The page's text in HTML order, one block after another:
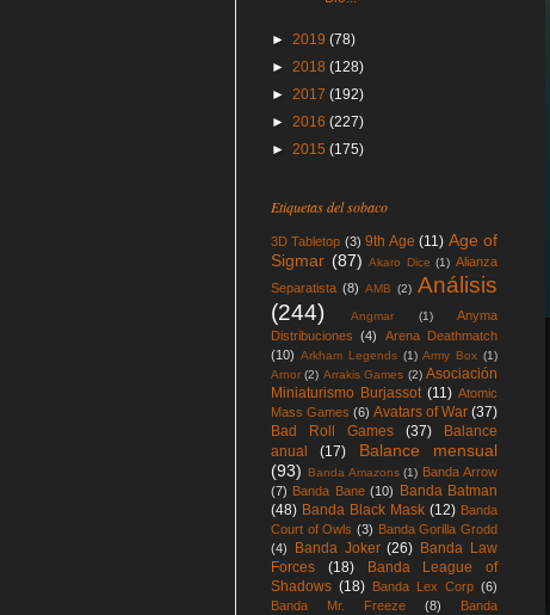
► 2019 (78)
► 2018 (128)
► 2017 (192)
► 2016 (227)
► 2015 (175)
Etiquetas del sobaco
3D Tabletop (3) 9th Age (11) Age of
Sigmar (87) Akaro Dice (1) Alianza
Separatista (8) AMB (2) Análisis
(244)
Angmar (1)
Anyma
Distribuciones
(4)
Arena Deathmatch
(10) Arkham Legends (1) Army Box (1)
Arnor (2) Arrakis Games (2) Asociación
Miniaturismo Burjassot (11) Atomic
Mass Games (6) Avatars of War (37)
Bad Roll Games
(37)
Balance
anual
(17)
Balance mensual
(93)
Banda Amazons (1) Banda Arrow
(7) Banda Bane (10)
Banda Batman
(48) Banda Black Mask (12) Banda
Court of Owls (3) Banda Gorilla Grodd
(4)
Banda Joker (26) Banda Law
Forces
(18)
Banda League of
Shadows (18) Banda Lex Corp (6)
Banda Mr. Freeze
(8)
Banda